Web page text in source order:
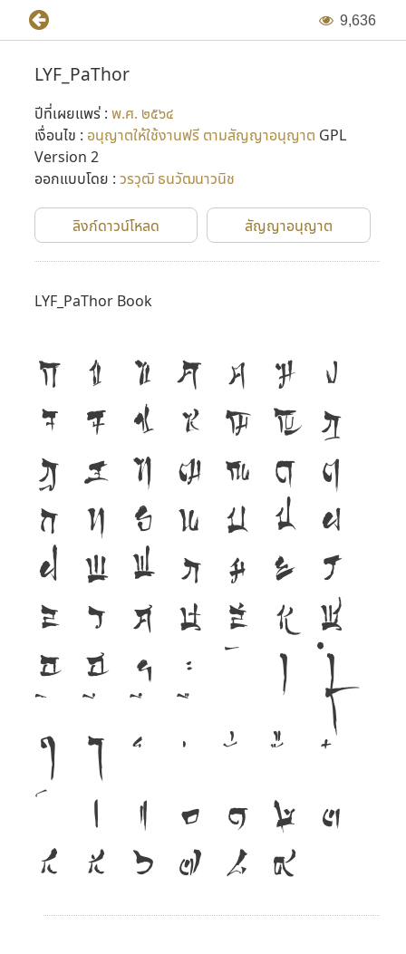
9,636
LYF_PaThor
ปีที่เผยแพร่ : พ.ศ. ๒๕๖๔
เงื่อนไข : อนุญาตให้ใช้งานฟรี ตามสัญญาอนุญาต GPL
Version 2
ออกแบบโดย : วรวุฒิ ธนวัฒนาวนิช
ลิงก์ดาวน์โหลด สัญญาอนุญาต
LYF_PaThor Book
ก ข ฃ ค ฅ ฆ ง
จ ฉ ช ซ ฌ ญ ฎ
ฏ ฐ ฑ ฒ ณ ด ต
ถ ท ธ น บ ป ผ
ฝ พ ฟ ภ ม ย ร
ล ว ศ ษ ส ห ฬ
อ ฮ ฯ ะ า ำ
โ
ใ ไ
เ แ ๐ ๑ ๒ ๓
๔ ๕ ๖ ๗ ๘ ๙